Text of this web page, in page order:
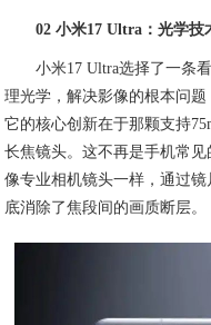
02 小米17 Ultra：光学
小米17 Ultra选择了一条
理光学，解决影像的根本问题
它的核心创新在于那颗支持
长焦镜头。这不再是手机常
像专业相机镜头一样，通过
底消除了焦段间的画质断层。